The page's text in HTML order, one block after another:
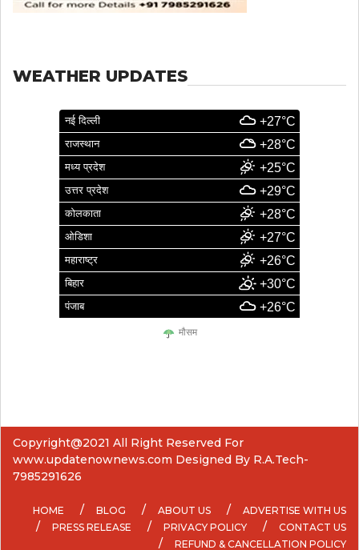
WEATHER UPDATES
नई दिल्ली +27°C
राजस्थान +28°C
मध्य प्रदेश +25°C
उत्तर प्रदेश +29°C
कोलकाता +28°C
ओडिशा +27°C
महाराष्ट्र +26°C
बिहार +30°C
पंजाब +26°C
मौसम
Copyright@2021 All Right Reserved For
www.updatenownews.com Designed By R.A.Tech-
7985291626
HOME BLOG ABOUT US
ADVERTISE WITH US
PRESS RELEASE
PRIVACY POLICY
CONTACT US
REFUND & CANCELLATION POLICY